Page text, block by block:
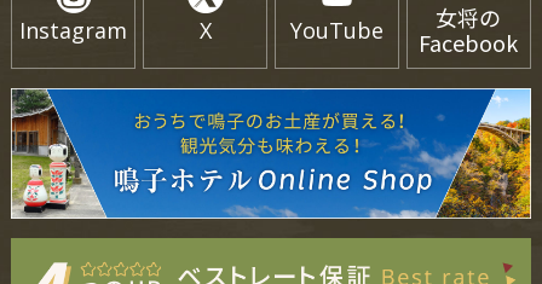
Instagram X YouTube
女将の
Facebook